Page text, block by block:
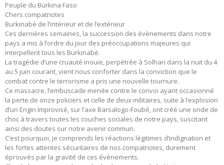
Peuple du Burkina Faso
Chers compatriotes
Burkinabè de l’intérieur et de l’extérieur
Ces dernières semaines, la succession des évènements dans notre
pays a mis à l’ordre du jour des préoccupations majeures qui
interpellent tous les Burkinabè.
La tragédie d’une cruauté inouïe, perpétrée à Solhan dans la nuit du 4
au 5 juin courant, vient nous conforter dans la conviction que le
combat contre le terrorisme a pris une nouvelle tournure.
Ce massacre, l’embuscade menée contre le convoi ayant occasionné
la perte de onze policiers et celle de deux militaires, suite à l’explosion
d’un Engin Improvisé, sur l’axe Barsalogo-Foubé, ont créé une onde de
choc à travers toutes les couches sociales de notre pays, suscitant
ainsi des doutes sur notre avenir commun.
C’est pourquoi, je comprends les réactions légitimes d’indignation et
les fortes attentes sécuritaires de nos compatriotes, durement
éprouvés par la gravité de ces évènements.